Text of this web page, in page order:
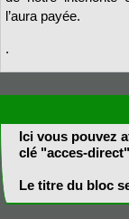
l’aura payée.
.
Ici vous pouvez
clé "acces-
Le titre du bloc